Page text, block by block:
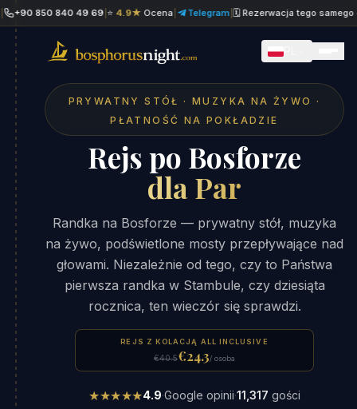
850 840 49 69 |⭐4.9★Ocena | Telegram|🗓 Rezerwacja tego samego dnia|
PRYWATNY STÓŁ · MUZYKA NA ŻYWO ·
PŁATNOŚĆ NA POKŁADZIE
Rejs po Bosforze
dla Par
Randka na Bosforze — prywatny stół, muzyka
na żywo, podświetlone mosty przepływające nad
głowami. Niezależnie od tego, czy to Państwa
pierwsza randka w Stambule, czy dziesiąta
rocznica, ten wieczór się sprawdzi.
REJS Z KOLACJĄ ALL INCLUSIVE
€40.5€24.3/ osoba
★★★★★4.9·Google opinii·11,317 gości